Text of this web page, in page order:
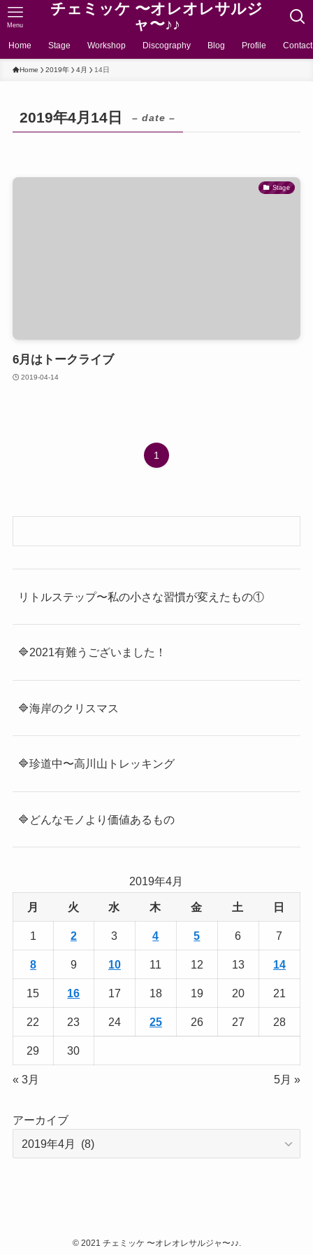
チェミッケ 〜オレオレサルジ
ャ〜♪♪
Menu
Home Stage Workshop Discography Blog Profile Contact
Home 2019年 4月 14日
2019年4月14日 – date –
Stage
6月はトークライブ
2019-04-14
1
リトルステップ〜私の小さな習慣が変えたもの①
🔷2021有難うございました！
🔷海岸のクリスマス
🔷珍道中〜高川山トレッキング
🔷どんなモノより価値あるもの
2019年4月
月 火 水 木 金 土 日
1 2 3 4 5 6 7
8 9 10 11 12 13 14
15 16 17 18 19 20 21
22 23 24 25 26 27 28
29 30
« 3月 5月 »
アーカイブ
©2021 チェミッケ 〜オレオレサルジャ〜♪♪.